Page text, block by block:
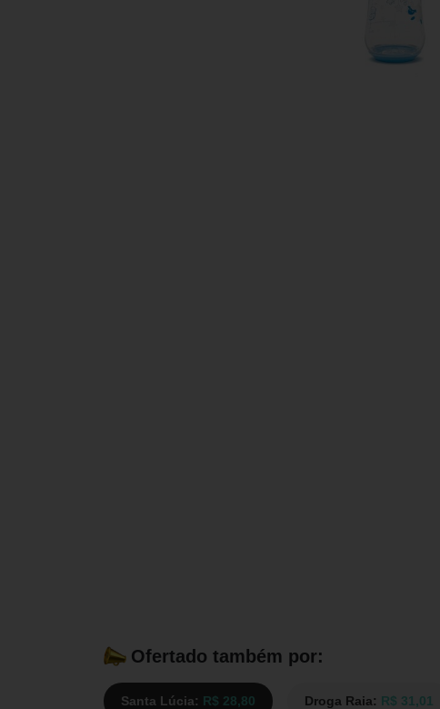
Ofertado também por:
Santa Lúcia: R$ 28,80 Droga Raia: R$ 31,01